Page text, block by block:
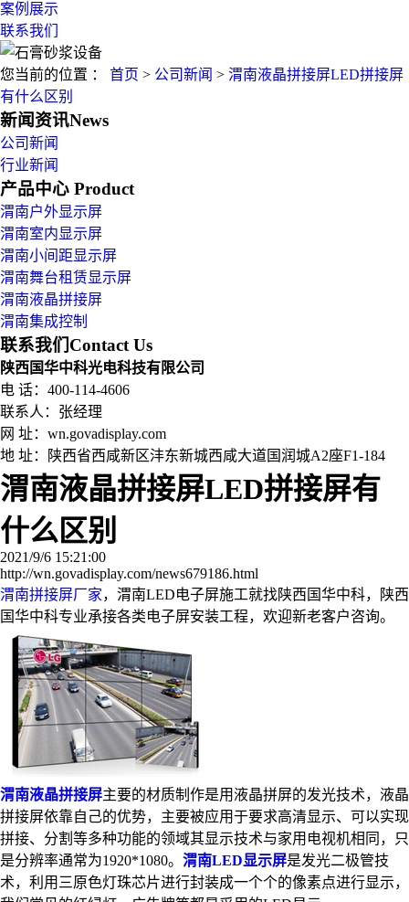
案例展示
联系我们
您当前的位置 ： 首页 > 公司新闻 > 渭南液晶拼接屏LED拼接屏
有什么区别
新闻资讯News
公司新闻
行业新闻
产品中心 Product
渭南户外显示屏
渭南室内显示屏
渭南小间距显示屏
渭南舞台租赁显示屏
渭南液晶拼接屏
渭南集成控制
联系我们Contact Us
陕西国华中科光电科技有限公司
电 话：400-114-4606
联系人：张经理
网 址：wn.govadisplay.com
地 址：
陕西省西咸新区沣东新城西咸大道国润城A2座F1-184
渭南液晶拼接屏LED拼接屏有
什么区别
2021/9/6 15:21:00
http://wn.govadisplay.com/news679186.html
渭南拼接屏厂家，渭南LED电子屏施工就找陕西国华中科，陕西
国华中科专业承接各类电子屏安装工程，欢迎新老客户咨询。
渭南液晶拼接屏主要的材质制作是用液晶拼屏的发光技术，液晶
拼接屏依靠自己的优势，主要被应用于要求高清显示、可以实现
拼接、分割等多种功能的领域其显示技术与家用电视机相同，只
是分辨率通常为1920*1080。 渭南LED显示屏是发光二极管技
术，利用三原色灯珠芯片进行封装成一个个的像素点进行显示，